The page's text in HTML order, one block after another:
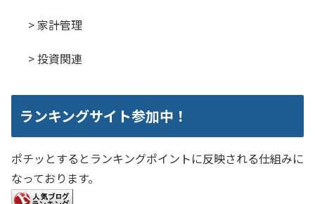
> 家計管理
> 投資関連
ランキングサイト参加中！
ポチッとするとランキングポイントに反映される仕組みに
なっております。